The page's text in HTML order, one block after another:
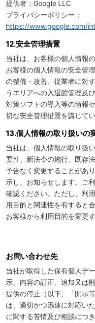
提供者：Google LLC
プライバシーポリシー：
https://www.google.com/
12.安全管理措置
当社は、お客様の個人情報
お客様の個人情報の安全管
の整備・改善、従業者に対
うエリアへの入退館管理及
対策ソフトの導入等の情報
切な安全管理措置を講じてい
13.個人情報の取り扱いの
当社は、個人情報の取り扱
要性、新法令の施行、既存
予告なく変更することがあ
示し、お知らせします。ご
確認ください。ただし、利
用目的と関連性を有すると
お客様から利用目的を変更
お問い合わせ先
当社が取得した保有個人デ
示、内容の訂正、追加又は
提供の停止（以下、「開示
は、適切かつ迅速に対応い
に関する苦情及び相談につ